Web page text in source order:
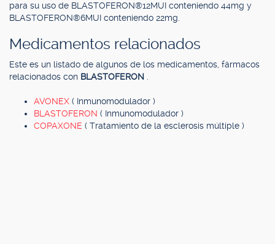
para su uso de BLASTOFERON®12MUI conteniendo 44mg y
BLASTOFERON®6MUI conteniendo 22mg.
Medicamentos relacionados
Este es un listado de algunos de los medicamentos, fármacos
relacionados con BLASTOFERON
AVONEX ( Inmunomodulador )
BLASTOFERON ( Inmunomodulador )
COPAXONE ( Tratamiento de la esclerosis múltiple )